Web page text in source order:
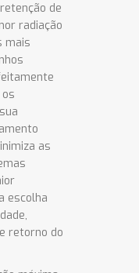
de
radiação
mais
as
escolha
retorno do